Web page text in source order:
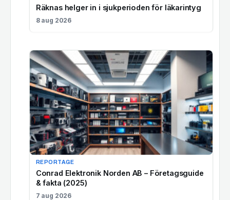
Räknas helger in i sjukperioden för läkarintyg
8 aug 2026
REPORTAGE
Conrad Elektronik Norden AB – Företagsguide
& fakta (2025)
7 aug 2026